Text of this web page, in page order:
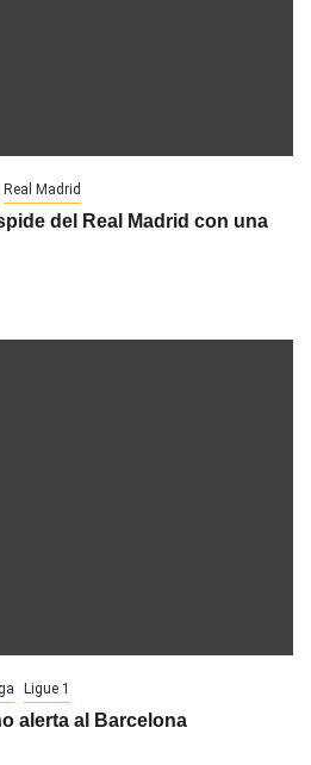
Real Madrid
del Real Madrid con una
Ligue 1
alerta al Barcelona